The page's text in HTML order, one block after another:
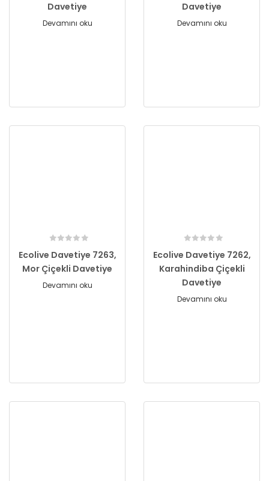
Davetiye
Devamını oku
Davetiye
Devamını oku
Ecolive Davetiye 7263,
Mor Çiçekli Davetiye
Devamını oku
Ecolive Davetiye 7262,
Karahindiba Çiçekli
Davetiye
Devamını oku